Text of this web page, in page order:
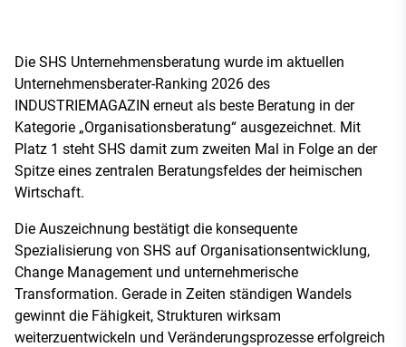
Die SHS Unternehmensberatung wurde im aktuellen
Unternehmensberater-Ranking 2026 des
INDUSTRIEMAGAZIN erneut als beste Beratung in der
Kategorie „Organisationsberatung“ ausgezeichnet. Mit
Platz 1 steht SHS damit zum zweiten Mal in Folge an der
Spitze eines zentralen Beratungsfeldes der heimischen
Wirtschaft.
Die Auszeichnung bestätigt die konsequente
Spezialisierung von SHS auf Organisationsentwicklung,
Change Management und unternehmerische
Transformation. Gerade in Zeiten ständigen Wandels
gewinnt die Fähigkeit, Strukturen wirksam
weiterzuentwickeln und Veränderungsprozesse erfolgreich